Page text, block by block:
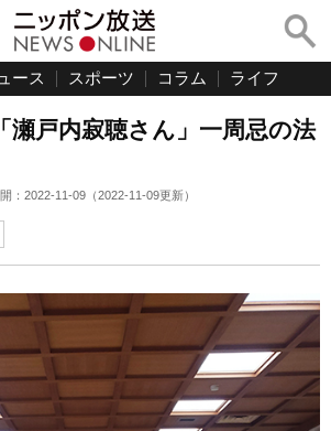
ース スポーツ コラム ライフ
瀬戸内寂聴さん」一周忌の法
： 2022-11-09 （2022-11-09更新）